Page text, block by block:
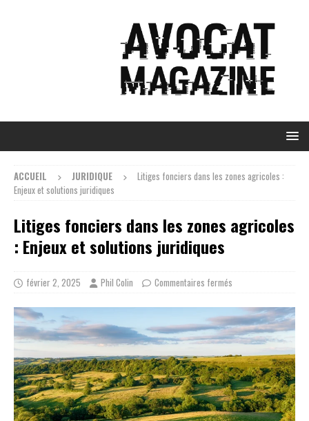
ACCUEIL JURIDIQUE
Litiges fonciers dans les zones agricoles :
Enjeux et solutions juridiques
Litiges fonciers dans les zones agricoles
: Enjeux et solutions juridiques
février 2, 2025 Phil Colin Commentaires fermés